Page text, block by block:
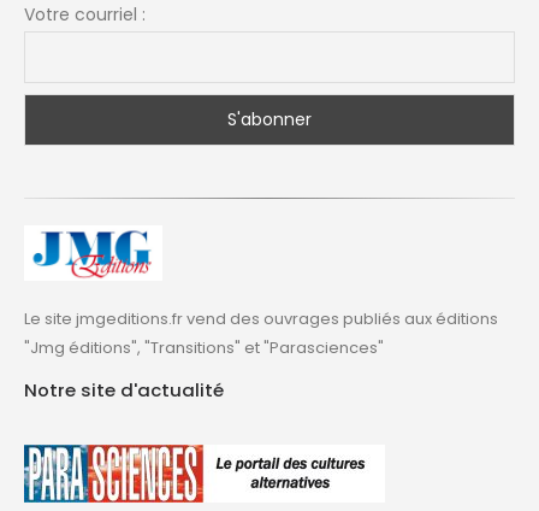
Votre courriel :
Le site jmgeditions.fr vend des ouvrages publiés aux éditions
"Jmg éditions", "Transitions" et "Parasciences"
Notre site d'actualité